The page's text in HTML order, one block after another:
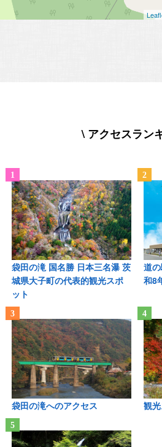
\ アクセスラン
袋田の滝 国名勝 日本三名瀑 茨
城県大子町の代表的観光スポ
ット
道
和8
袋田の滝へのアクセス 観